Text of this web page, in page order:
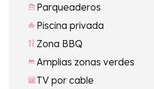
Parqueaderos
Piscina privada
Zona BBQ
Amplias zonas verdes
TV por cable